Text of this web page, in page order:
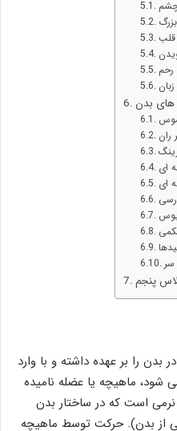
قلب
های بدن
ران
ای
ای
پنجم
را بر عهده داشته و با وارد
شود، ماهیچه یا عضله نامیده
است که در ساختار بدن
از بدن). حرکت توسط ماهیچه